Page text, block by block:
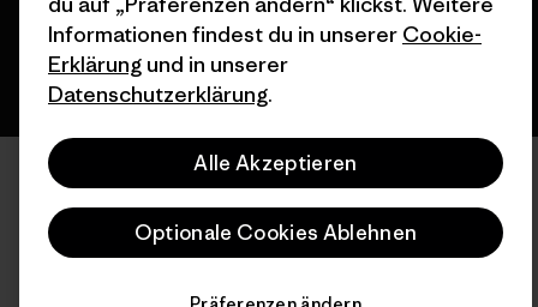
Informationen findest du in unserer Cookie-
Erklärung und in unserer
Datenschutzerklärung.
Alle Akzeptieren
Optionale Cookies Ablehnen